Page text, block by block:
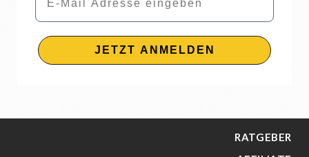
JETZT ANMELDEN
RATGEBER